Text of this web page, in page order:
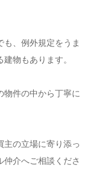
、例外規定をうま
物もあります。
物件の中から丁寧に
主の立場に寄り添っ
介へご相談くださ